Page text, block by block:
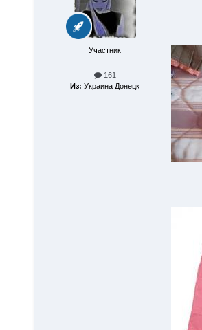
Участник
161
Из: Украина Донецк